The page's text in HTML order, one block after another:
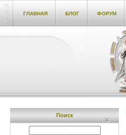
ГЛАВНАЯ БЛОГ ФОРУМ
Поиск